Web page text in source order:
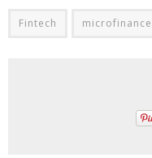
Fintech microfinance